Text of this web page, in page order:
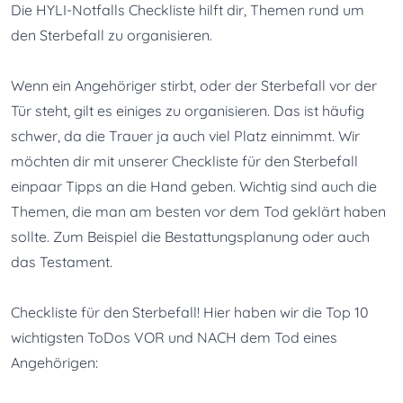
Die HYLI-Notfalls Checkliste hilft dir, Themen rund um
den Sterbefall zu organisieren.
Wenn ein Angehöriger stirbt, oder der Sterbefall vor der
Tür steht, gilt es einiges zu organisieren. Das ist häufig
schwer, da die Trauer ja auch viel Platz einnimmt. Wir
möchten dir mit unserer Checkliste für den Sterbefall
einpaar Tipps an die Hand geben. Wichtig sind auch die
Themen, die man am besten vor dem Tod geklärt haben
sollte. Zum Beispiel die Bestattungsplanung oder auch
das Testament.
Checkliste für den Sterbefall! Hier haben wir die Top 10
wichtigsten ToDos VOR und NACH dem Tod eines